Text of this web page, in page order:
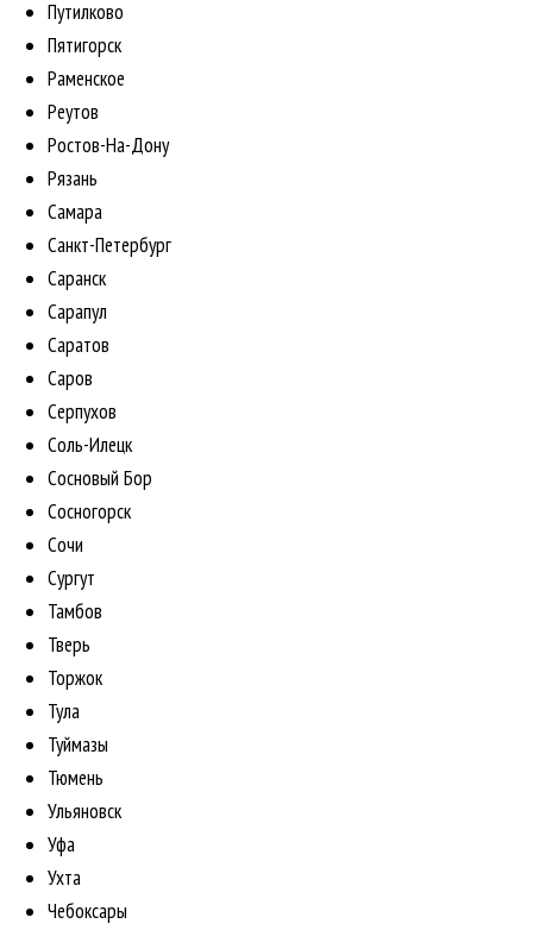
Путилково
Пятигорск
Раменское
Реутов
Ростов-На-Дону
Рязань
Самара
Санкт-Петербург
Саранск
Сарапул
Саратов
Саров
Серпухов
Соль-Илецк
Сосновый Бор
Сосногорск
Сочи
Сургут
Тамбов
Тверь
Торжок
Тула
Туймазы
Тюмень
Ульяновск
Уфа
Ухта
Чебоксары